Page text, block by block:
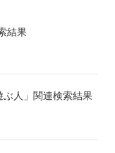
結果
人」関連検索結果